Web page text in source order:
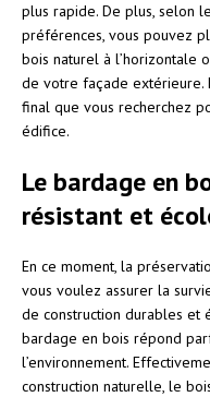
plus rapide. De plus, selon
préférences, vous pouvez
bois naturel à l’horizontale
de votre façade extérieure.
final que vous recherchez
édifice.
Le bardage en
résistant et
En ce moment, la
vous voulez assurer la
de construction durables et
bardage en bois répond
l’environnement.
construction naturelle, le